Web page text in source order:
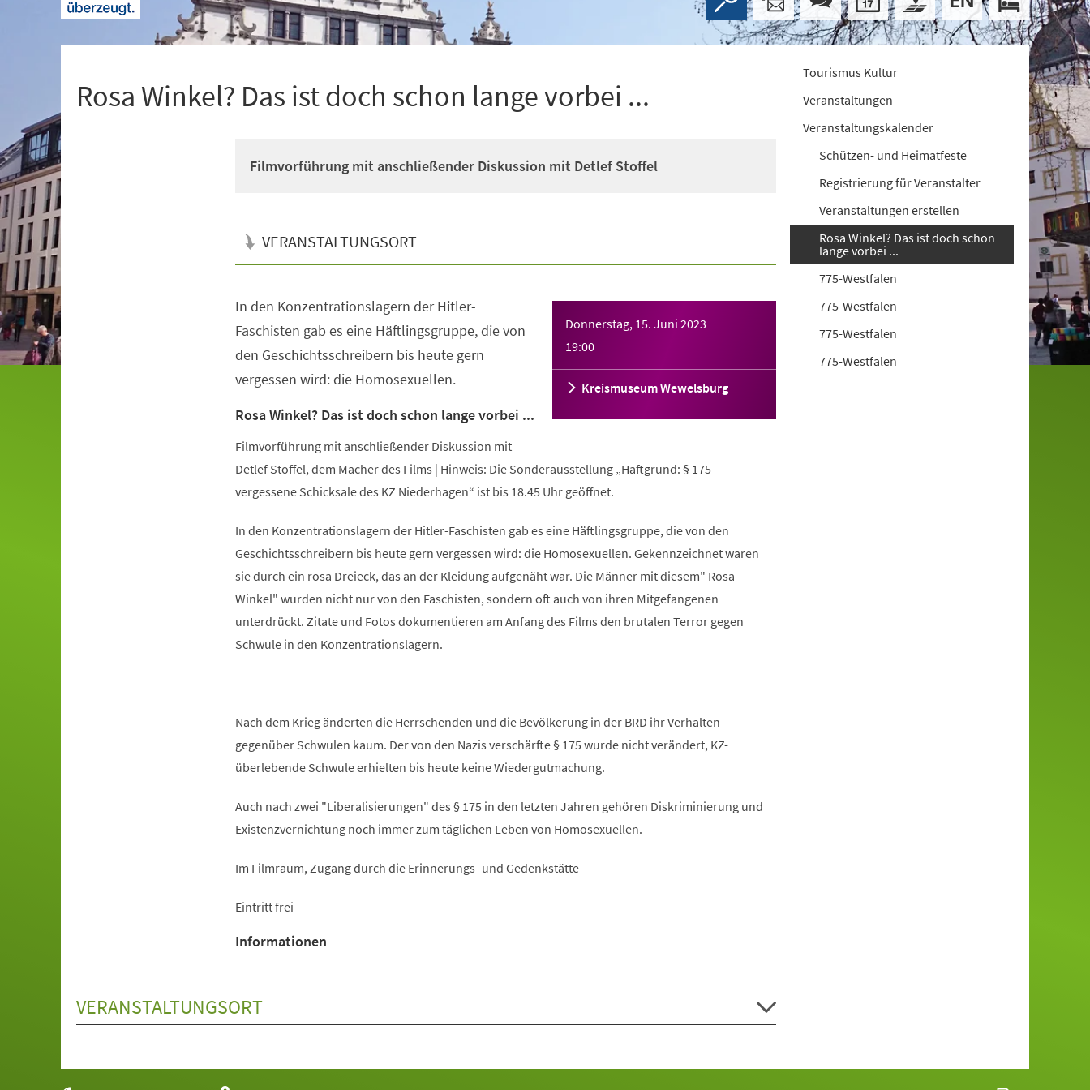
Rosa Winkel? Das ist doch schon lange vorbei ...
Filmvorführung mit anschließender Diskussion mit Detlef Stoffel
VERANSTALTUNGSORT
Donnerstag, 15. Juni 2023
19:00
Kreismuseum Wewelsburg
In den Konzentrationslagern der Hitler-
Faschisten gab es eine Häftlingsgruppe, die von
den Geschichtsschreibern bis heute gern
vergessen wird: die Homosexuellen.
Rosa Winkel? Das ist doch schon lange vorbei ...
Filmvorführung mit anschließender Diskussion mit
Detlef Stoffel, dem Macher des Films | Hinweis: Die Sonderausstellung „Haftgrund: § 175 –
vergessene Schicksale des KZ Niederhagen“ ist bis 18.45 Uhr geöffnet.
In den Konzentrationslagern der Hitler-Faschisten gab es eine Häftlingsgruppe, die von den
Geschichtsschreibern bis heute gern vergessen wird: die Homosexuellen. Gekennzeichnet waren
sie durch ein rosa Dreieck, das an der Kleidung aufgenäht war. Die Männer mit diesem" Rosa
Winkel" wurden nicht nur von den Faschisten, sondern oft auch von ihren Mitgefangenen
unterdrückt. Zitate und Fotos dokumentieren am Anfang des Films den brutalen Terror gegen
Schwule in den Konzentrationslagern.
Nach dem Krieg änderten die Herrschenden und die Bevölkerung in der BRD ihr Verhalten
gegenüber Schwulen kaum. Der von den Nazis verschärfte § 175 wurde nicht verändert, KZ-
überlebende Schwule erhielten bis heute keine Wiedergutmachung.
Auch nach zwei "Liberalisierungen" des § 175 in den letzten Jahren gehören Diskriminierung und
Existenzvernichtung noch immer zum täglichen Leben von Homosexuellen.
Im Filmraum, Zugang durch die Erinnerungs- und Gedenkstätte
Eintritt frei
Informationen
VERANSTALTUNGSORT
Tourismus Kultur
Veranstaltungen
Veranstaltungskalender
Schützen- und Heimatfeste
Registrierung für Veranstalter
Veranstaltungen erstellen
Rosa Winkel? Das ist doch schon
lange vorbei ...
775-Westfalen
775-Westfalen
775-Westfalen
775-Westfalen